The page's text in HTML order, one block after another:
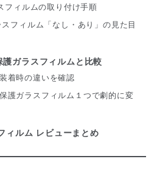
フィルムの取り付け手順
フィルム「なし・あり」の見た目
ガラスフィルムと比較
着時の違いを確認
護ガラスフィルム１つで劇的に変
ィルム レビューまとめ